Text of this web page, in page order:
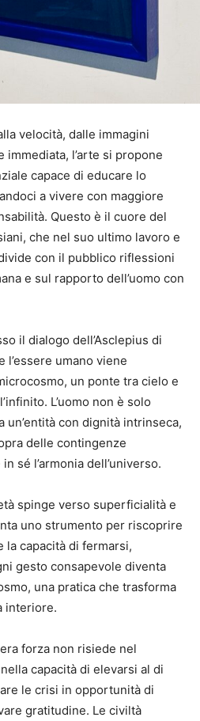
velocità, dalle immagini
immediata, l’arte si propone
capace di educare lo
a vivere con maggiore
Questo è il cuore del
che nel suo ultimo lavoro e
con il pubblico riflessioni
e sul rapporto dell’uomo con
il dialogo dell’Asclepius di
l’essere umano viene
un ponte tra cielo e
L’uomo non è solo
un’entità con dignità intrinseca,
delle contingenze
sé l’armonia dell’universo.
spinge verso superficialità e
uno strumento per riscoprire
la capacità di fermarsi,
gesto consapevole diventa
una pratica che trasforma
interiore.
forza non risiede nel
capacità di elevarsi al di
le crisi in opportunità di
gratitudine. Le civiltà